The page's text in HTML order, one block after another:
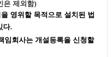
은 제외함)
영위할 목적으로 설치된 법
다.
임회사는 개설등록을 신청할